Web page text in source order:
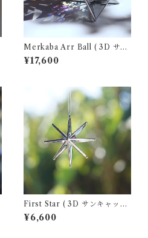
Merkaba Arr Ball ( 3D サン
キャッチャー )
¥17,600
First Star ( 3D サンキャッチ
ャー )
¥6,600